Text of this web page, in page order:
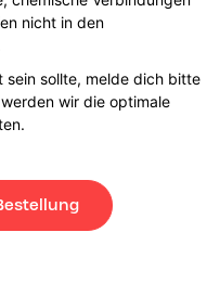
nicht in den
sein sollte, melde dich bitte
wir die optimale